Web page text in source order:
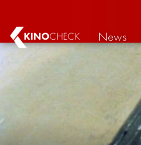
KINOCHECK News